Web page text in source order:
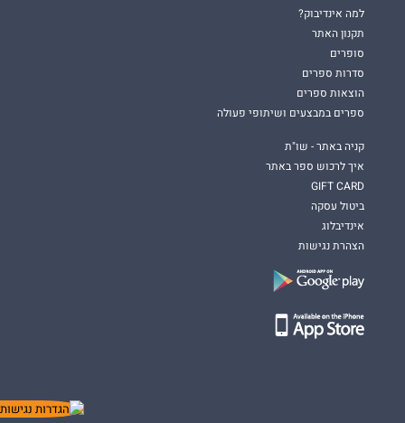
למה אינדיבוק?
תקנון האתר
סופרים
סדרות ספרים
הוצאות ספרים
ספרים במבצעים ושיתופי פעולה
קניה באתר - שו"ת
איך לרכוש ספר באתר
GIFT CARD
ביטול עסקה
אינדיבלוג
הצהרת נגישות